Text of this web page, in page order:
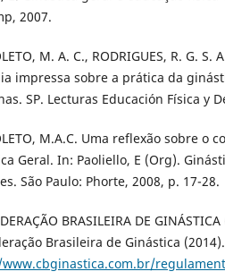
2007.
M. A. C., RODRIGUES, R. G.
impressa sobre a prática da
SP. Lecturas Educación Física y
M.A.C. Uma reflexão sobre o
Geral. In: Paoliello, E (Org).
São Paulo: Phorte, 2008, p. 17-28.
BRASILEIRA DE
Brasileira de Ginástica